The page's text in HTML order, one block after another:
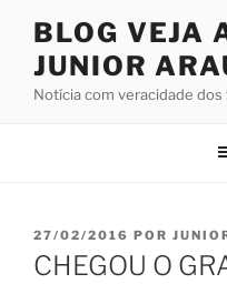
conteúdo
BLOG VEJA
JUNIOR
Notícia com veracidade dos
PUBLICADO
EM
27/02/2016 POR
CHEGOU O